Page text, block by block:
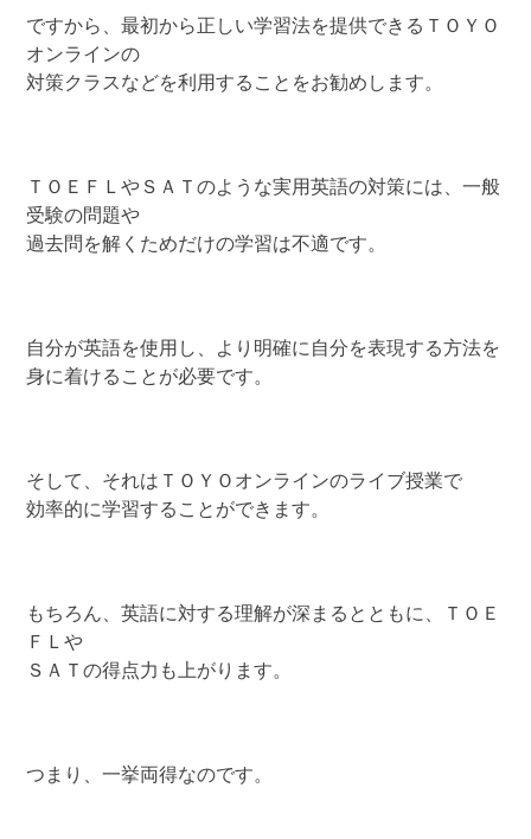
ですから、最初から正しい学習法を提供できるＴＯＹＯ
オンラインの
対策クラスなどを利用することをお勧めします。
ＴＯＥＦＬやＳＡＴのような実用英語の対策には、一般
受験の問題や
過去問を解くためだけの学習は不適です。
自分が英語を使用し、より明確に自分を表現する方法を
身に着けることが必要です。
そして、それはＴＯＹＯオンラインのライブ授業で
効率的に学習することができます。
もちろん、英語に対する理解が深まるとともに、ＴＯＥ
ＦＬや
ＳＡＴの得点力も上がります。
つまり、一挙両得なのです。